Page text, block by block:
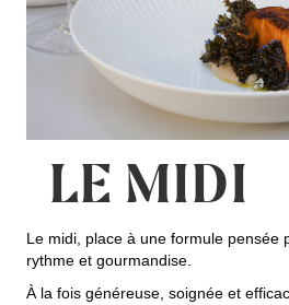
LE MIDI
Le midi, place à une formule pensée
rythme et gourmandise.
À la fois généreuse, soignée et